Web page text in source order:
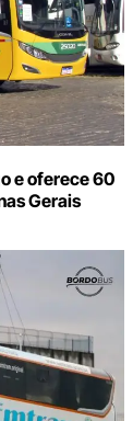
e oferece 60
Gerais